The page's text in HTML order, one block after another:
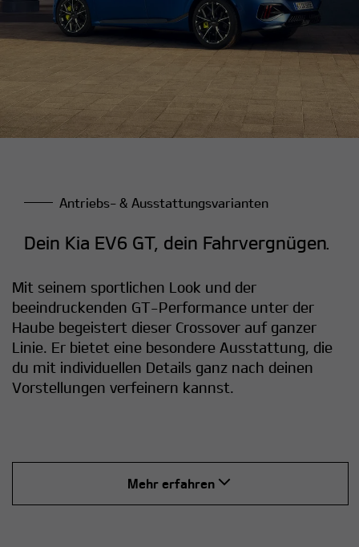
Antriebs- & Ausstattungsvarianten
Dein Kia EV6 GT, dein Fahrvergnügen.
Mit seinem sportlichen Look und der
beeindruckenden GT-Performance unter der
Haube begeistert dieser Crossover auf ganzer
Linie. Er bietet eine besondere Ausstattung, die
du mit individuellen Details ganz nach deinen
Vorstellungen verfeinern kannst.
Mehr erfahren